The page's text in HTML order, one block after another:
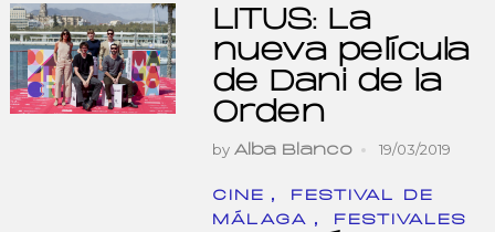
LITUS: La
nueva película
de Dani de la
Orden
by Alba Blanco 19/03/2019
CINE ,
FESTIVAL DE
MÁLAGA , FESTIVALES